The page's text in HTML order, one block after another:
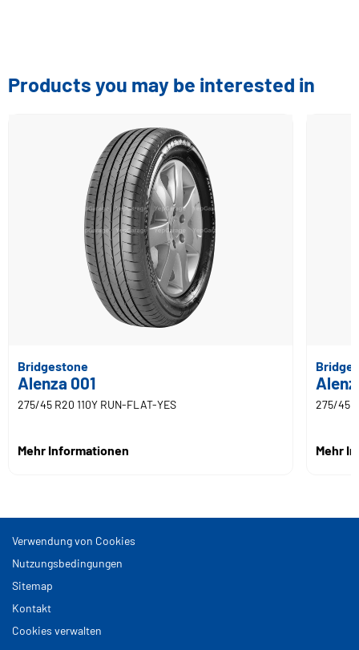
Products you may be interested in
Bridgestone
Alenza 001
275/45 R20 110Y RUN-FLAT-YES
Mehr Informationen
275/45
Mehr
Verwendung von Cookies
Nutzungsbedingungen
Sitemap
Kontakt
Cookies verwalten